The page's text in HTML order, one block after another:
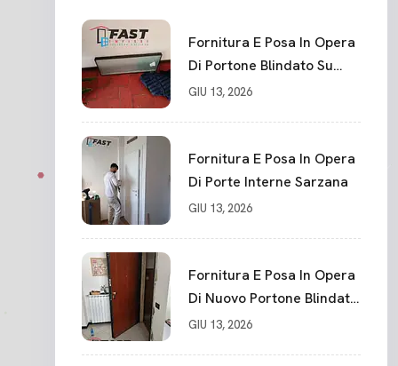
Fornitura E Posa In Opera
Di Portone Blindato Su
Misura In PVC, Panello
Punti La Spezia
GIU 13, 2026
Fornitura E Posa In Opera
Di Porte Interne Sarzana
GIU 13, 2026
Fornitura E Posa In Opera
Di Nuovo Portone Blindato
La Spezia
GIU 13, 2026